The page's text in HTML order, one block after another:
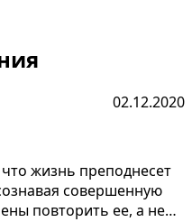
02.12.2020
жизнь преподнесет
совершенную
повторить ее, а не